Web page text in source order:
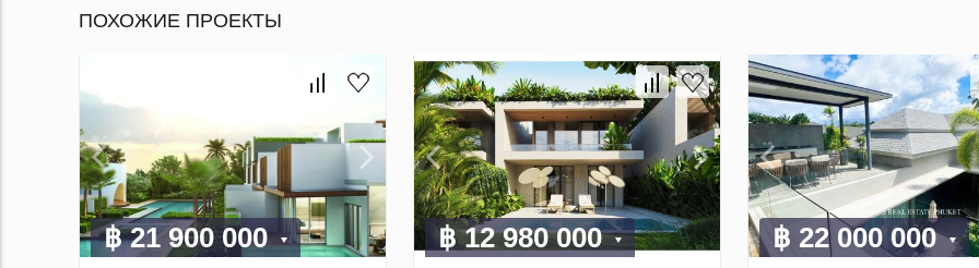
ПОХОЖИЕ ПРОЕКТЫ
฿ 21 900 000 ฿ 12 980 000 ฿ 22 000 000